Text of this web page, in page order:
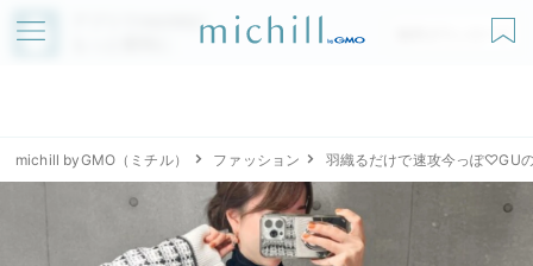
アプリでmichillが
無料ダウンロード
michill byGMO（ミチル） ファッション 羽織るだけで速攻今っぽ♡GU